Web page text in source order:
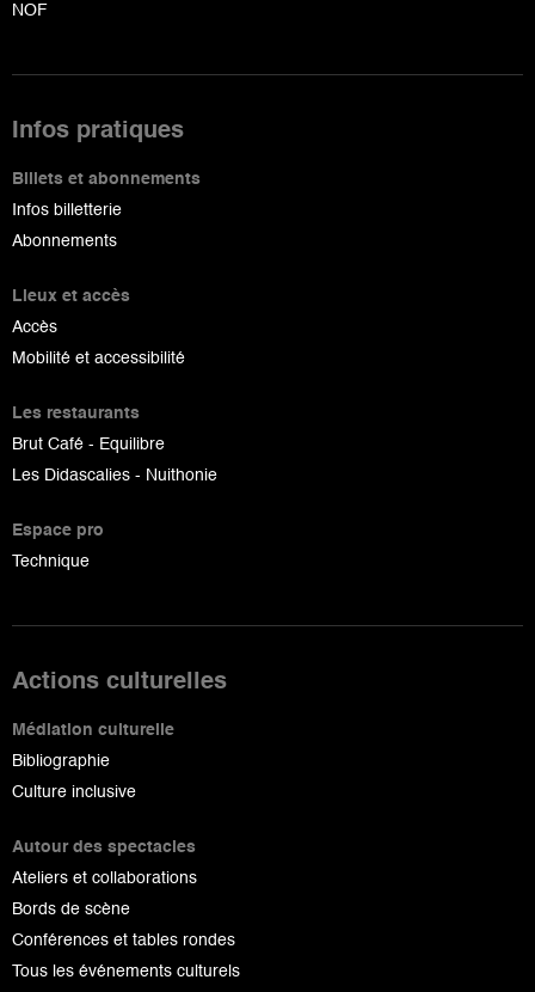
NOF
Infos pratiques
Billets et abonnements
Infos billetterie
Abonnements
Lieux et accès
Accès
Mobilité et accessibilité
Les restaurants
Brut Café - Equilibre
Les Didascalies - Nuithonie
Espace pro
Technique
Actions culturelles
Médiation culturelle
Bibliographie
Culture inclusive
Autour des spectacles
Ateliers et collaborations
Bords de scène
Conférences et tables rondes
Tous les événements culturels